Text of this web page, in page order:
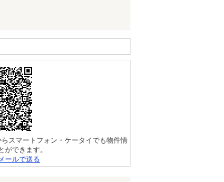
スマートフォン・ケータイでも物件情
ができます。
ールで送る